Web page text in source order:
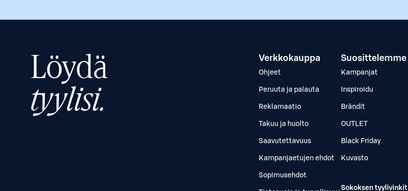
Löydä
tyylisi.
Verkkokauppa
Ohjeet
Peruuta ja palauta
Reklamaatio
Takuu ja huolto
Saavutettavuus
Kampanjaetujen ehdot
Sopimusehdot
Suosittelemme
Kampanjat
Inspiroidu
Brändit
OUTLET
Black Friday
Kuvasto
Sokoksen tyylivinkit